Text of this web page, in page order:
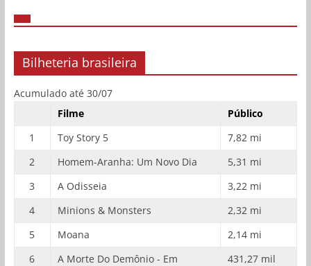
Bilheteria brasileira
Acumulado até 30/07
Filme
Público
1
Toy Story 5
7,82 mi
2
Homem-Aranha: Um Novo Dia
5,31 mi
3
A Odisseia
3,22 mi
4
Minions & Monsters
2,32 mi
5
Moana
2,14 mi
6
A Morte Do Demônio - Em
431,27 mil